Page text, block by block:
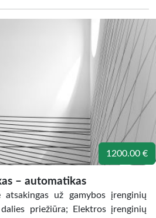
1200.00 €
– automatikas
už gamybos įrenginių
priežiūra; Elektros įrenginių